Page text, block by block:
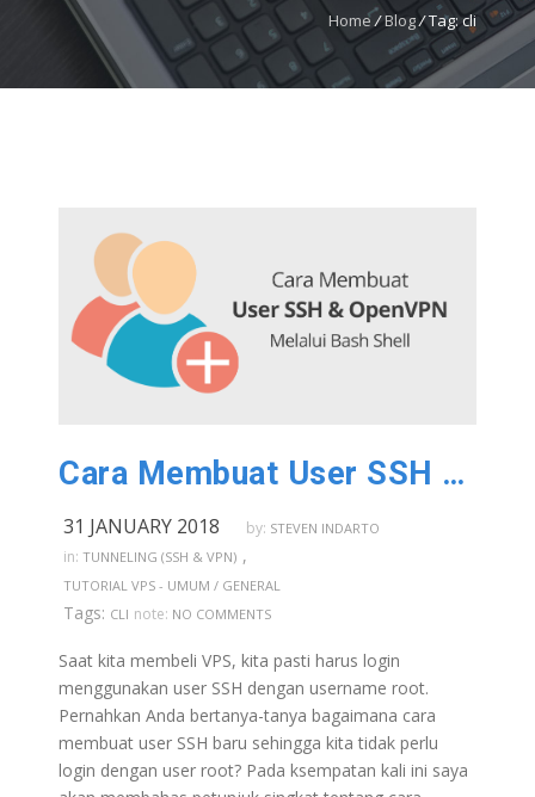
Home/Blog/Tag: cli
Cara Membuat User SSH & OpenVPN Melalui Bash Shell
31 JANUARY 2018 by: STEVEN INDARTO
in: TUNNELING (SSH & VPN) ,
TUTORIAL VPS - UMUM / GENERAL
Tags: CLI note: NO COMMENTS
Saat kita membeli VPS, kita pasti harus login
menggunakan user SSH dengan username root.
Pernahkan Anda bertanya-tanya bagaimana cara
membuat user SSH baru sehingga kita tidak perlu
login dengan user root? Pada ksempatan kali ini saya